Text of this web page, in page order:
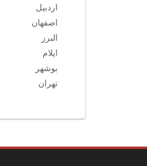
اردبیل
اصفهان
البرز
ایلام
بوشهر
تهران